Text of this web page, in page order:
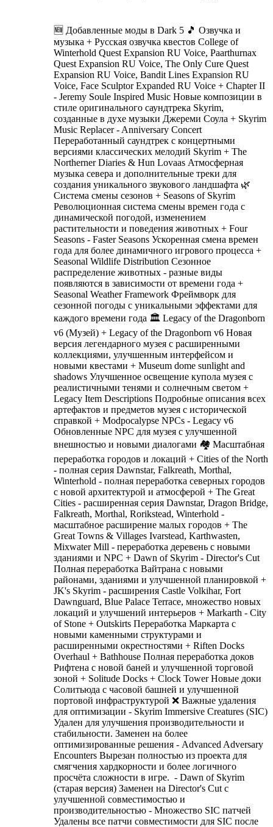
🆕 Добавленные моды в Dark 5 🎵 Озвучка и
музыка + Русская озвучка квестов College of
Winterhold Quest Expansion RU Voice, Paarthurnax
Quest Expansion RU Voice, The Only Cure Quest
Expansion RU Voice, Bandit Lines Expansion RU
Voice, Face Sculptor Expanded RU Voice + Chapter II
- Jeremy Soule Inspired Music Новые композиции в
стиле оригинального саундтрека Skyrim,
созданные в духе музыки Джереми Соула + Skyrim
Music Replacer - Anniversary Concert
Переработанный саундтрек с концертными
версиями классических мелодий Skyrim + The
Northerner Diaries & Hun Lovaas Атмосферная
музыка севера и дополнительные треки для
создания уникального звукового ландшафта 🌿
Система смены сезонов + Seasons of Skyrim
Революционная система смены времен года с
динамической погодой, изменением
растительности и поведения животных + Four
Seasons - Faster Seasons Ускоренная смена времен
года для более динамичного игрового процесса +
Seasonal Wildlife Distribution Сезонное
распределение животных - разные виды
появляются в зависимости от времени года +
Seasonal Weather Framework Фреймворк для
сезонной погоды с уникальными эффектами для
каждого времени года 🏛️ Legacy of the Dragonborn
v6 (Музей) + Legacy of the Dragonborn v6 Новая
версия легендарного музея с расширенными
коллекциями, улучшенным интерфейсом и
новыми квестами + Museum dome sunlight and
shadows Улучшенное освещение купола музея с
реалистичными тенями и солнечным светом +
Legacy Item Descriptions Подробные описания всех
артефактов и предметов музея с исторической
справкой + Modpocalypse NPCs - Legacy v6
Обновленные NPC для музея с улучшенной
внешностью и новыми диалогами 🏘️ Масштабная
переработка городов и локаций + Cities of the North
- полная серия Dawnstar, Falkreath, Morthal,
Winterhold - полная переработка северных городов
с новой архитектурой и атмосферой + The Great
Cities - расширенная серия Dawnstar, Dragon Bridge,
Falkreath, Morthal, Rorikstead, Winterhold -
масштабное расширение малых городов + The
Great Towns & Villages Ivarstead, Karthwasten,
Mixwater Mill - переработка деревень с новыми
зданиями и NPC + Dawn of Skyrim - Director's Cut
Полная переработка Вайтрана с новыми
районами, зданиями и улучшенной планировкой +
JK's Skyrim - расширения Castle Volkihar, Fort
Dawnguard, Blue Palace Terrace, множество новых
локаций и улучшений интерьеров + Markarth - City
of Stone + Outskirts Переработка Маркарта с
новыми каменными структурами и
расширенными окрестностями + Riften Docks
Overhaul + Bathhouse Полная переработка доков
Рифтена с новой баней и улучшенной торговой
зоной + Solitude Docks + Clock Tower Новые доки
Солитьюда с часовой башней и улучшенной
портовой инфраструктурой ❌ Важные удаления
для оптимизации - Skyrim Immersive Creatures (SIC)
Удален для улучшения производительности и
стабильности. Заменен на более
оптимизированные решения - Advanced Adversary
Encounters Вырезан полностью из проекта для
смягчения хардкорности и более логичного
просчёта сложности в игре. - Dawn of Skyrim
(старая версия) Заменен на Director's Cut с
улучшенной совместимостью и
производительностью - Множество SIC патчей
Удалены все патчи совместимости для SIC после